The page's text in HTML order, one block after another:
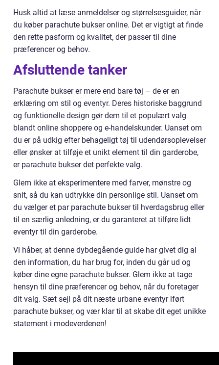
Husk altid at læse anmeldelser og størrelsesguider, når
du køber parachute bukser online. Det er vigtigt at finde
den rette pasform og kvalitet, der passer til dine
præferencer og behov.
Afsluttende tanker
Parachute bukser er mere end bare tøj – de er en
erklæring om stil og eventyr. Deres historiske baggrund
og funktionelle design gør dem til et populært valg
blandt online shoppere og e-handelskunder. Uanset om
du er på udkig efter behageligt tøj til udendørsoplevelser
eller ønsker at tilføje et unikt element til din garderobe,
er parachute bukser det perfekte valg.
Glem ikke at eksperimentere med farver, mønstre og
snit, så du kan udtrykke din personlige stil. Uanset om
du vælger et par parachute bukser til hverdagsbrug eller
til en særlig anledning, er du garanteret at tilføre lidt
eventyr til din garderobe.
Vi håber, at denne dybdegående guide har givet dig al
den information, du har brug for, inden du går ud og
køber dine egne parachute bukser. Glem ikke at tage
hensyn til dine præferencer og behov, når du foretager
dit valg. Sæt sejl på dit næste urbane eventyr iført
parachute bukser, og vær klar til at skabe dit eget unikke
statement i modeverdenen!